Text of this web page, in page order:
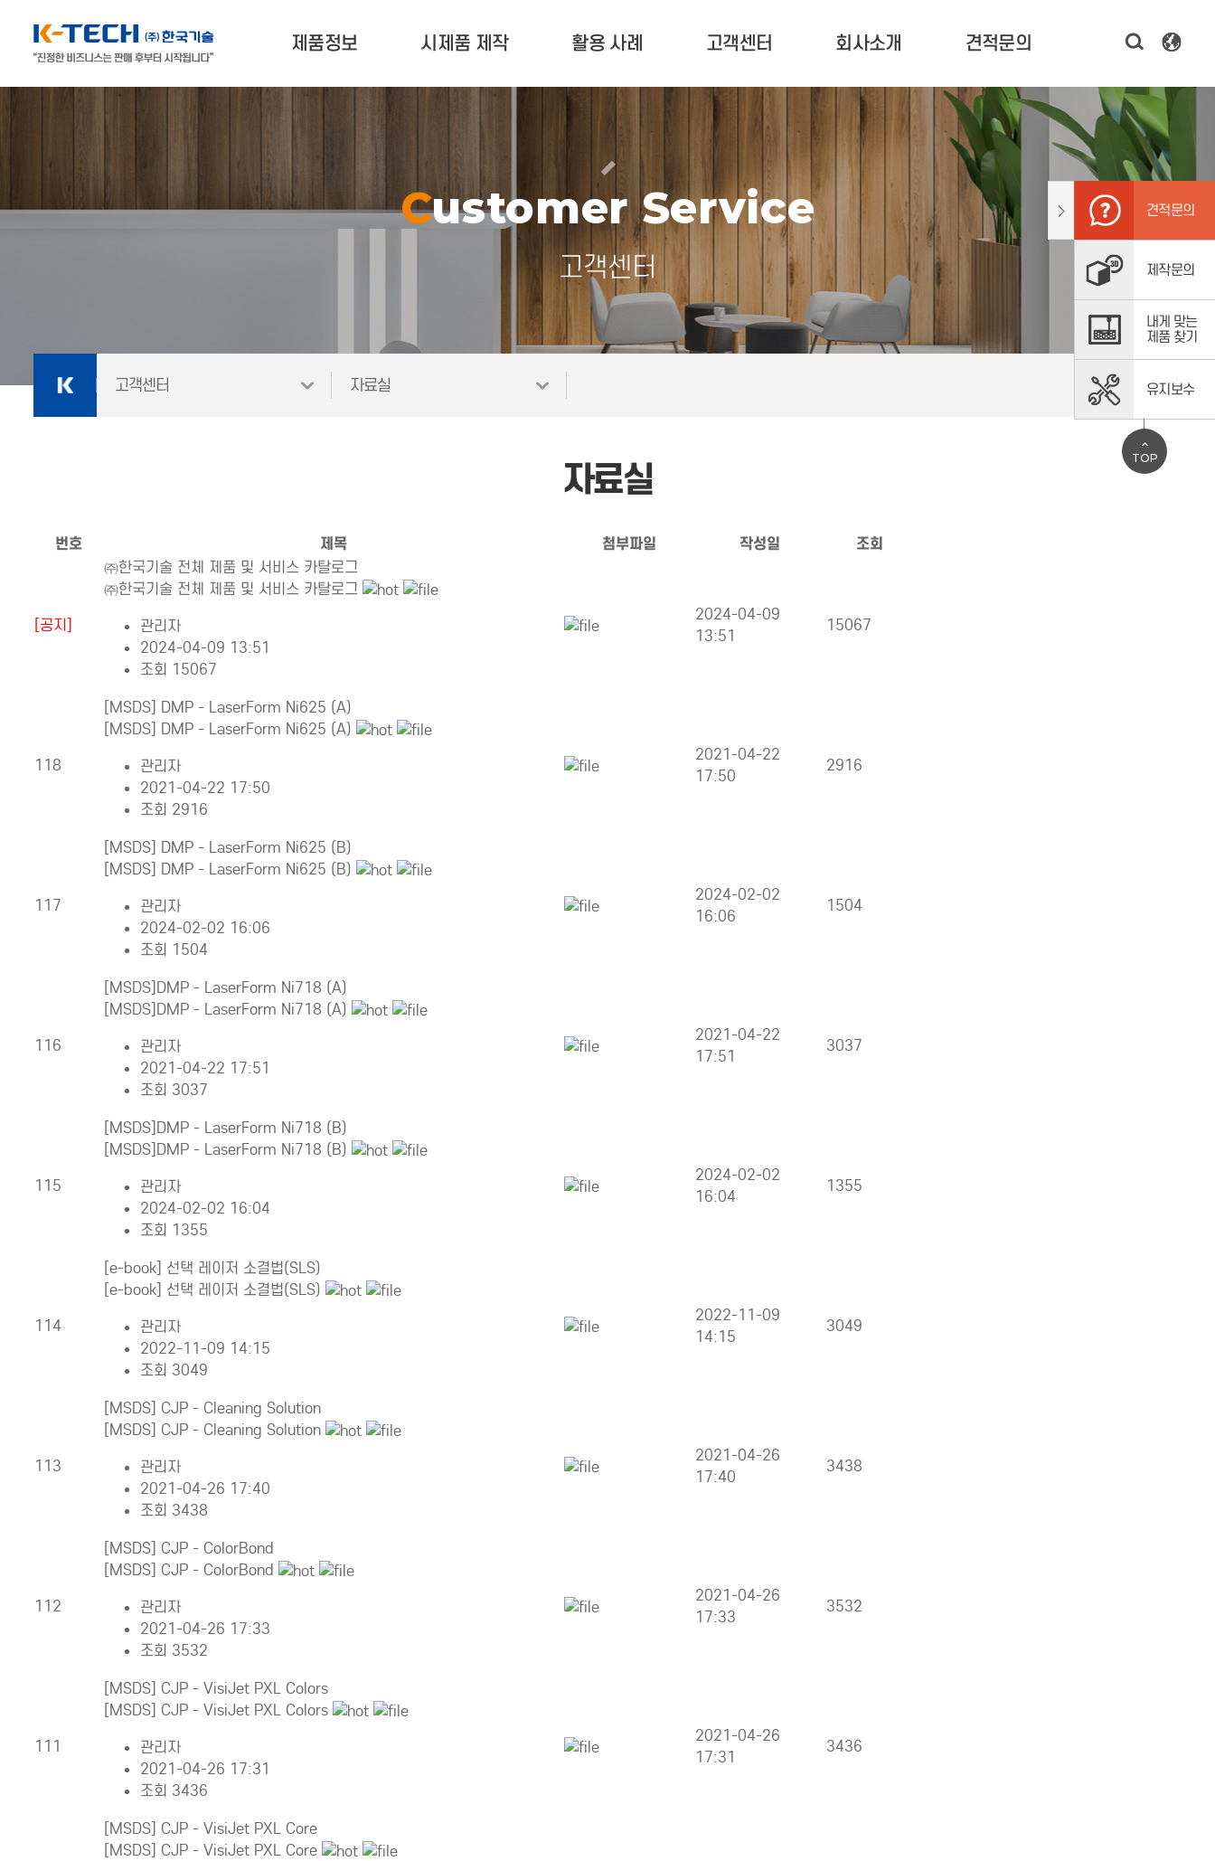
제품정보
3D스캐너 & 소프트웨어
시제품 제작
포트폴리오
활용 사례
업계 소식
고객센터
고객 문의
유지 보수(A/S)
자료실
회사소개
CEO 인사말
견적문의
3D 프린터 견적 문의
시제품 제작 문의
소프트웨어,
스캐너 문의
견적문의
제작문의
내게 맞는
제품 찾기
유지보수
TOP
Customer Service
고객센터
고객센터 자료실
자료실
번호 제목 첨부파일 작성일 조회
[공지]
㈜한국기술 전체 제품 및 서비스 카탈로그
㈜한국기술 전체 제품 및 서비스 카탈로그
관리자
2024-04-09 13:51
조회 15067
2024-04-09
13:51
15067
118
[MSDS] DMP - LaserForm Ni625 (A)
[MSDS] DMP - LaserForm Ni625 (A)
관리자
2021-04-22 17:50
조회 2916
2021-04-22
17:50
2916
117
[MSDS] DMP - LaserForm Ni625 (B)
[MSDS] DMP - LaserForm Ni625 (B)
관리자
2024-02-02 16:06
조회 1504
2024-02-02
16:06
1504
116
[MSDS]DMP - LaserForm Ni718 (A)
[MSDS]DMP - LaserForm Ni718 (A)
관리자
2021-04-22 17:51
조회 3037
2021-04-22
17:51
3037
115
[MSDS]DMP - LaserForm Ni718 (B)
[MSDS]DMP - LaserForm Ni718 (B)
관리자
2024-02-02 16:04
조회 1355
2024-02-02
16:04
1355
114
[e-book] 선택 레이저 소결법(SLS)
[e-book] 선택 레이저 소결법(SLS)
관리자
2022-11-09 14:15
조회 3049
2022-11-09
14:15
3049
113
[MSDS] CJP - Cleaning Solution
[MSDS] CJP - Cleaning Solution
관리자
2021-04-26 17:40
조회 3438
2021-04-26
17:40
3438
112
[MSDS] CJP - ColorBond
[MSDS] CJP - ColorBond
관리자
2021-04-26 17:33
조회 3532
2021-04-26
17:33
3532
111
[MSDS] CJP - VisiJet PXL Colors
[MSDS] CJP - VisiJet PXL Colors
관리자
2021-04-26 17:31
조회 3436
2021-04-26
17:31
3436
[MSDS] CJP - VisiJet PXL Core
[MSDS] CJP - VisiJet PXL Core